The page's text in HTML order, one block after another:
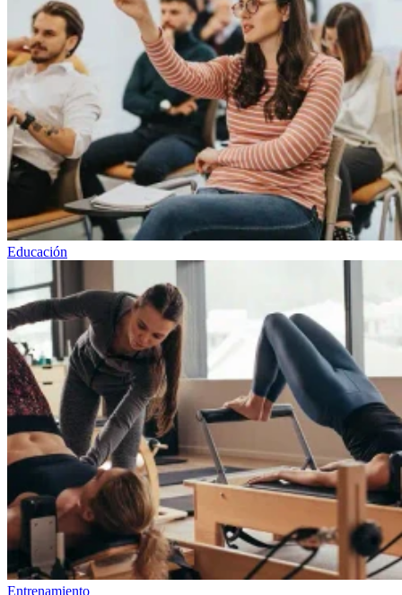
Educación
Entrenamiento